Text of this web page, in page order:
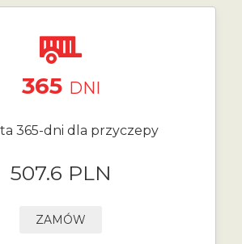
365 DNI
365-dni dla przyczepy
507.6 PLN
ZAMÓW